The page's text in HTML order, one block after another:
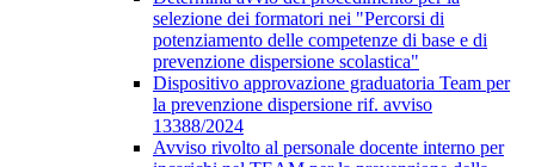
selezione dei formatori nei "Percorsi di
potenziamento delle competenze di base e di
prevenzione dispersione scolastica"
Dispositivo approvazione graduatoria Team per
la prevenzione dispersione rif. avviso
13388/2024
Avviso rivolto al personale docente interno per